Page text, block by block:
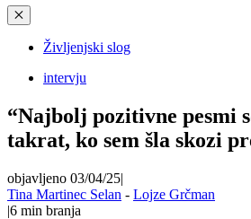
✕
Življenjski slog
intervju
“Najbolj pozitivne pesmi
takrat, ko sem šla skozi
objavljeno 03/04/25|
Tina Martinec Selan - Lojze Grčman
|6 min branja